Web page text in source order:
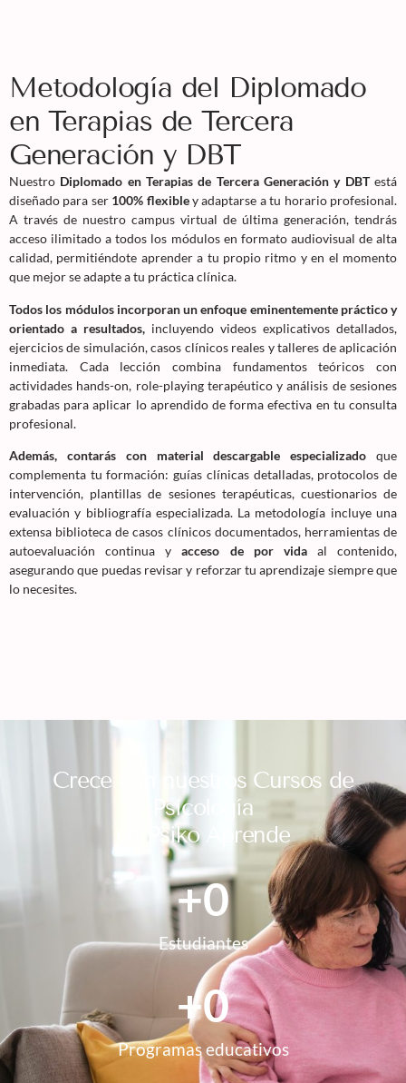
Metodología del Diplomado
en Terapias de Tercera
Generación y DBT
Nuestro Diplomado en Terapias de Tercera Generación y DBTestá
diseñado para ser 100% flexibley adaptarse a tu horario profesional.
A través de nuestro campus virtual de última generación, tendrás
acceso ilimitado a todos los módulos en formato audiovisual de alta
calidad, permitiéndote aprender a tu propio ritmo y en el momento
que mejor se adapte a tu práctica clínica.
Todos los módulos incorporan un enfoque eminentemente práctico y
orientado a resultados, incluyendo videos explicativos detallados,
ejercicios de simulación, casos clínicos reales y talleres de aplicación
inmediata. Cada lección combina fundamentos teóricos con
actividades hands-on, role-playing terapéutico y análisis de sesiones
grabadas para aplicar lo aprendido de forma efectiva en tu consulta
profesional.
Además, contarás con material descargable especializado que
complementa tu formación: guías clínicas detalladas, protocolos de
intervención, plantillas de sesiones terapéuticas, cuestionarios de
evaluación y bibliografía especializada. La metodología incluye una
extensa biblioteca de casos clínicos documentados, herramientas de
autoevaluación continua yacceso de por vidaal contenido,
asegurando que puedas revisar y reforzar tu aprendizaje siempre que
lo necesites.
Crece con nuestros Cursos de
Psicología
en Psiko Aprende
Estudiantes
+0
Programas educativos
+0